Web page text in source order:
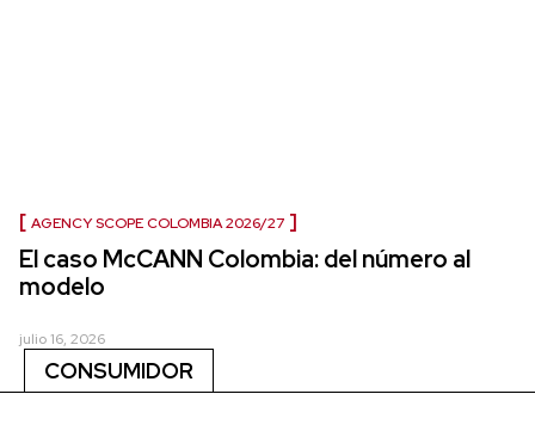
AGENCY SCOPE COLOMBIA 2026/27
El caso McCANN Colombia: del número al
modelo
julio 16, 2026
CONSUMIDOR